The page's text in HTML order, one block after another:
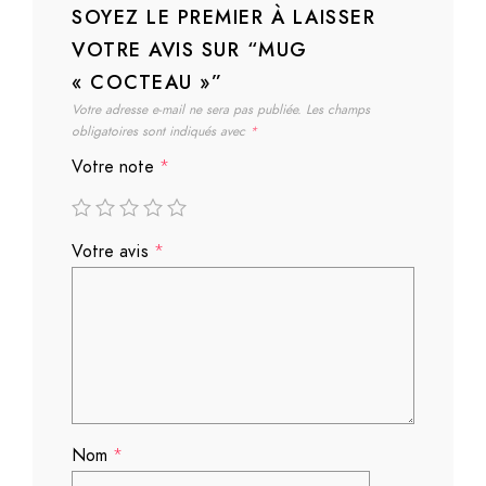
SOYEZ LE PREMIER À LAISSER
VOTRE AVIS SUR “MUG
« COCTEAU »”
Votre adresse e-mail ne sera pas publiée. Les champs
obligatoires sont indiqués avec *
Votre note *
Votre avis *
Nom *